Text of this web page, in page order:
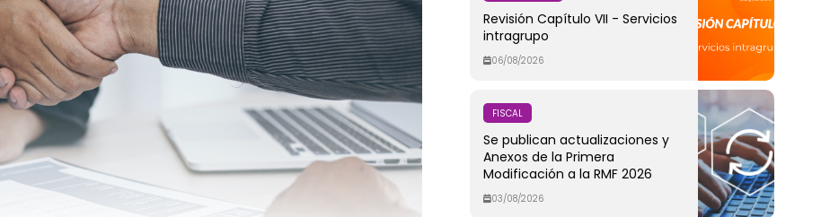
Revisión Capítulo VII - Servicios
intragrupo
06/08/2026
FISCAL
Se publican actualizaciones y
Anexos de la Primera
Modificación a la RMF 2026
03/08/2026